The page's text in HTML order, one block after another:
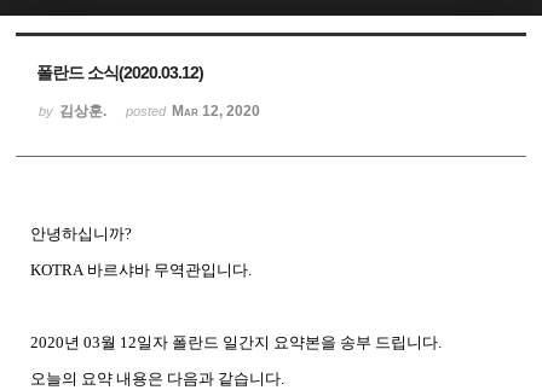
폴란드 소식(2020.03.12)
by 김상훈. posted Mar 12, 2020
안녕하십니까?
KOTRA 바르샤바 무역관입니다.
2020년 03월 12일자 폴란드 일간지 요약본을 송부 드립니다.
오늘의 요약 내용은 다음과 같습니다.
Sketchbook5, 스케치북5